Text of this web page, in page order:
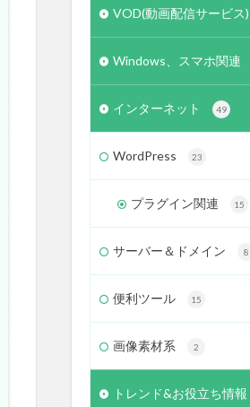
VOD(動画配信サービス)
Windows、スマホ関連
インターネット 49
WordPress 23
プラグイン関連 15
サーバー＆ドメイン 8
便利ツール 15
画像素材系 2
トレンド&お役立ち情報